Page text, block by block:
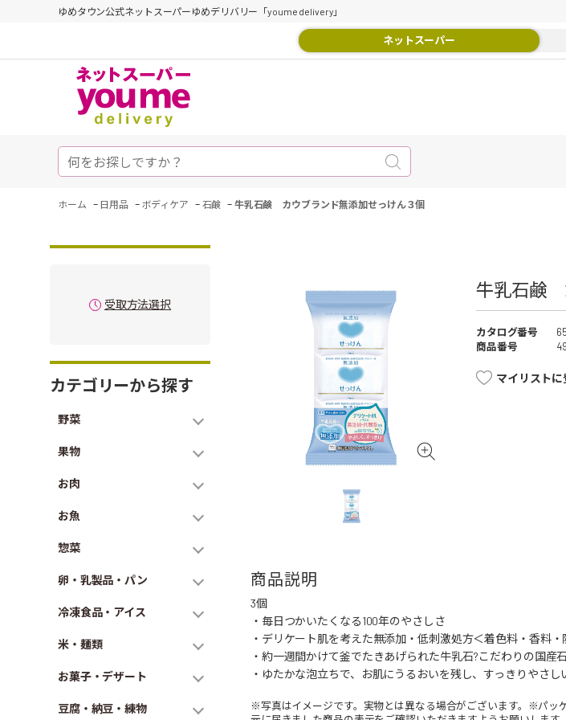
ゆめタウン公式ネットスーパーゆめデリバリー「youme delivery」
ネットスーパー
ホーム - 日用品 - ボディケア - 石鹸 - 牛乳石鹸 カウブランド無添加せっけん３個
受取方法選択
カテゴリーから探す
野菜
果物
お肉
お魚
惣菜
卵・乳製品・パン
冷凍食品・アイス
米・麺類
お菓子・デザート
豆腐・納豆・練物
牛乳石鹸
カタログ番号
商品番号
マイリストに
商品説明
3個
・毎日つかいたくなる100年のやさしさ
・デリケート肌を考えた無添加・低刺激処方＜着色料・香料
・約一週間かけて釜でたきあげられた牛乳石?こだわりの国産
・ゆたかな泡立ちで、お肌にうるおいを残し、すっきりやさし
※写真はイメージです。実物とは異なる場合がございます。※パッ